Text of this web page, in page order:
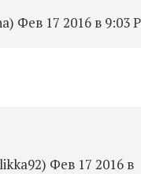
Фев 17 2016 в 9:03
Фев 17 2016 в